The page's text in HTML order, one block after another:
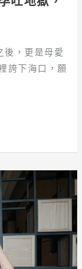
後，更是母愛
誇下海口，願